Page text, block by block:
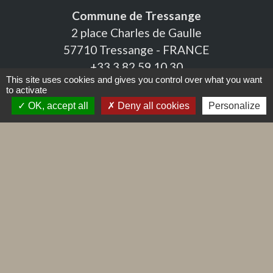
Commune de Tressange
2 place Charles de Gaulle
57710 Tressange - FRANCE
+33 3 82 59 10 30
Contact par formulaire
This site uses cookies and gives you control over what you want
to activate
OK, accept all
Deny all cookies Personalize